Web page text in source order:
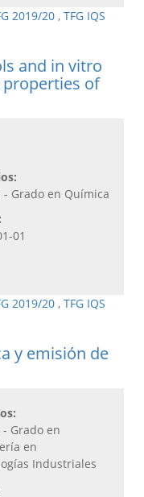
2019/20 , TFG IQS
and in vitro
properties of
- Grado en Química
01
2019/20 , TFG IQS
y emisión de
- Grado en
en
Industriales